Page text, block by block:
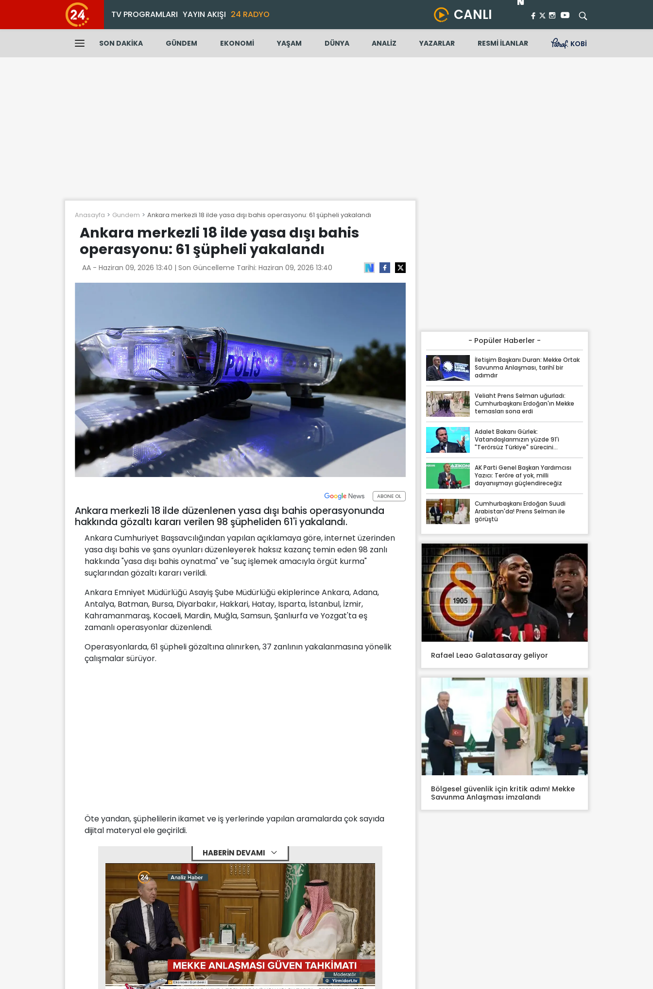
TV PROGRAMLARI YAYIN AKIŞI 24 RADYO CANLI
SON DAKİKA GÜNDEM EKONOMİ YAŞAM DÜNYA ANALİZ YAZARLAR RESMİ İLANLAR KOBİ
Anasayfa Gundem Ankara merkezli 18 ilde yasa dışı bahis operasyonu: 61 şüpheli yakalandı
Ankara merkezli 18 ilde yasa dışı bahis
operasyonu: 61 şüpheli yakalandı
AA - Haziran 09, 2026 13:40 | Son Güncelleme Tarihi: Haziran 09, 2026 13:40
ABONE OL
Ankara merkezli 18 ilde düzenlenen yasa dışı bahis operasyonunda
hakkında gözaltı kararı verilen 98 şüpheliden 61'i yakalandı.
Ankara Cumhuriyet Başsavcılığından yapılan açıklamaya göre, internet üzerinden
yasa dışı bahis ve şans oyunları düzenleyerek haksız kazanç temin eden 98 zanlı
hakkında "yasa dışı bahis oynatma" ve "suç işlemek amacıyla örgüt kurma"
suçlarından gözaltı kararı verildi.
Ankara Emniyet Müdürlüğü Asayiş Şube Müdürlüğü ekiplerince Ankara, Adana,
Antalya, Batman, Bursa, Diyarbakır, Hakkari, Hatay, Isparta, İstanbul, İzmir,
Kahramanmaraş, Kocaeli, Mardin, Muğla, Samsun, Şanlıurfa ve Yozgat'ta eş
zamanlı operasyonlar düzenlendi.
Operasyonlarda, 61 şüpheli gözaltına alınırken, 37 zanlının yakalanmasına yönelik
çalışmalar sürüyor.
Öte yandan, şüphelilerin ikamet ve iş yerlerinde yapılan aramalarda çok sayıda
dijital materyal ele geçirildi.
HABERİN DEVAMI
- Popüler Haberler -
İletişim Başkanı Duran: Mekke Ortak
Savunma Anlaşması, tarihî bir
adımdır
Veliaht Prens Selman uğurladı:
Cumhurbaşkanı Erdoğan'ın Mekke
temasları sona erdi
Adalet Bakanı Gürlek:
Vatandaşlarımızın yüzde 91'i
"Terörsüz Türkiye" sürecini
AK Parti Genel Başkan Yardımcısı
Yazıcı: Teröre af yok, milli
dayanışmayı güçlendireceğiz
Cumhurbaşkanı Erdoğan Suudi
Arabistan'da! Prens Selman ile
görüştü
Rafael Leao Galatasaray geliyor
Bölgesel güvenlik için kritik adım! Mekke
Savunma Anlaşması imzalandı